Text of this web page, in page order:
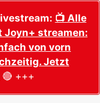
📺 Alle
Joyn+ streamen:
von vorn
Jetzt
🔴 +++